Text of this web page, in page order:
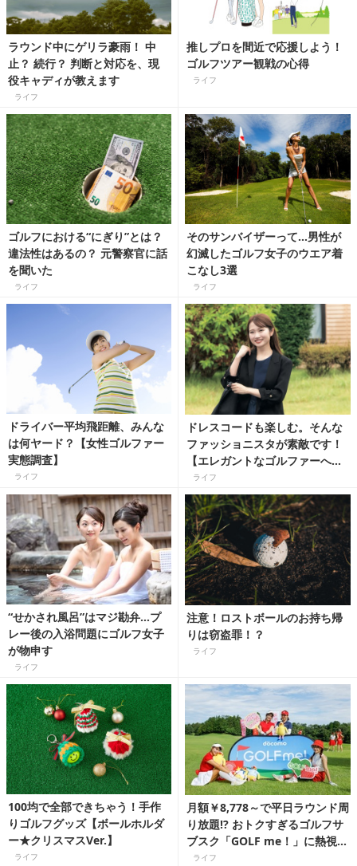
ラウンド中にゲリラ豪雨！ 中
止？ 続行？ 判断と対応を、現
役キャディが教えます
ライフ
推しプロを間近で応援しよう！
ゴルフツアー観戦の心得
ライフ
ゴルフにおける“にぎり”とは？
違法性はあるの？ 元警察官に話
を聞いた
ライフ
そのサンバイザーって…男性が
幻滅したゴルフ女子のウエア着
こなし3選
ライフ
ドライバー平均飛距離、みんな
は何ヤード？【女性ゴルファー
実態調査】
ライフ
ドレスコードも楽しむ。そんな
ファッショニスタが素敵です！
【エレガントなゴルファーへの
道】
ライフ
“せかされ風呂”はマジ勘弁…プ
レー後の入浴問題にゴルフ女子
が物申す
ライフ
注意！ロストボールのお持ち帰
りは窃盗罪！？
ライフ
100均で全部できちゃう！手作
りゴルフグッズ【ボールホルダ
ー★クリスマスVer.】
ライフ
月額￥8,778～で平日ラウンド周
り放題!? おトクすぎるゴルフサ
ブスク「GOLF me！」に熱視線
【豪華賞品が当たるキャンペー
ライフ